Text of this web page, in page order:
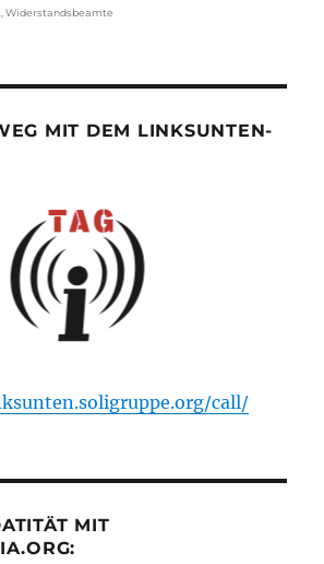
,Widerstandsbeamte
MIT DEM LINKSUNTEN-
call/
MIT